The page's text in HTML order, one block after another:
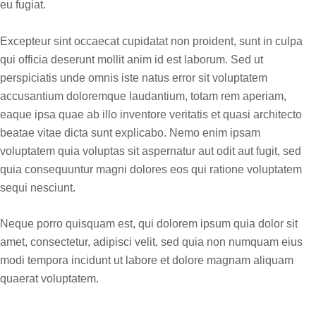
eu fugiat.
Excepteur sint occaecat cupidatat non proident, sunt in culpa
qui officia deserunt mollit anim id est laborum. Sed ut
perspiciatis unde omnis iste natus error sit voluptatem
accusantium doloremque laudantium, totam rem aperiam,
eaque ipsa quae ab illo inventore veritatis et quasi architecto
beatae vitae dicta sunt explicabo. Nemo enim ipsam
voluptatem quia voluptas sit aspernatur aut odit aut fugit, sed
quia consequuntur magni dolores eos qui ratione voluptatem
sequi nesciunt.
Neque porro quisquam est, qui dolorem ipsum quia dolor sit
amet, consectetur, adipisci velit, sed quia non numquam eius
modi tempora incidunt ut labore et dolore magnam aliquam
quaerat voluptatem.